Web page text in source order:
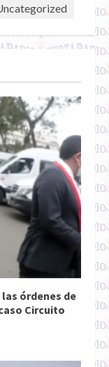
órdenes de
Circuito